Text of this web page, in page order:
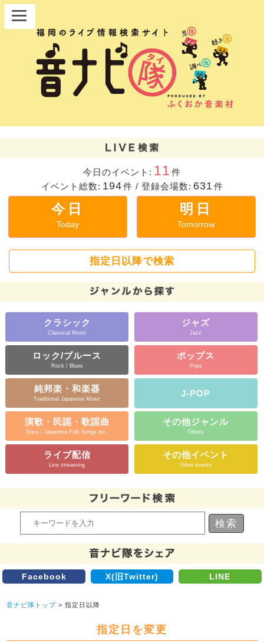
今日のイベント: 11 件
イベント総数: 194件 / 登録会場数: 631 件
今日
Today
明日
Tomorrow
指定日以降で検索
クラシック
Classical Music
ジャズ
Jazz
ロック/ブルース
Rock / Blues
ポップス
Pops
純邦楽・和楽器
Traditional Japanese Music
J-POP
演歌・民謡・歌謡曲
Enka / Japanese Folk Songs etc.
その他ジャンル
Others
ライブ配信
Live streaming
その他イベント
Other events
Facebook X(旧Twitter) LINE
音ナビ隊トップ > 指定日以降
指定日を変更